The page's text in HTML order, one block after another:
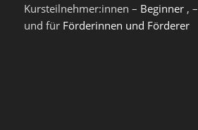
Kursteilnehmer:innen – Beginner, –
und für Förderinnen und Förderer